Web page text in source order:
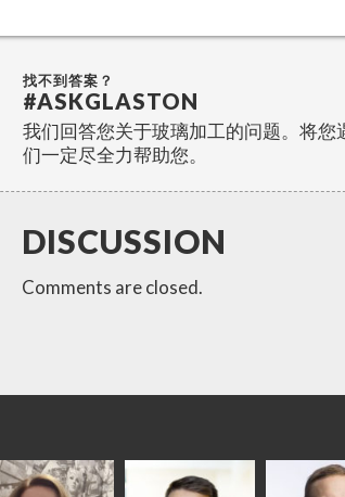
找不到答案？
#ASKGLASTON
我们回答您关于玻璃加工的问题。将您
们一定尽全力帮助您。
DISCUSSION
Comments are closed.